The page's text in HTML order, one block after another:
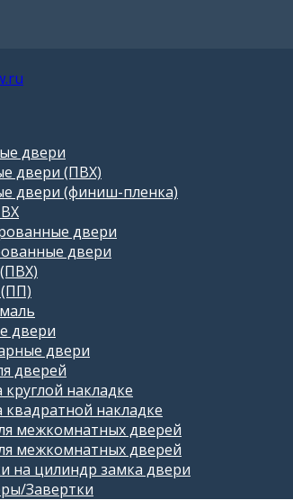
двери
двери (ПВХ)
двери (финиш-пленка)
двери
двери
двери
двери
дверей
круглой накладке
квадратной накладке
межкомнатных дверей
межкомнатных дверей
на цилиндр замка двери
Завертки